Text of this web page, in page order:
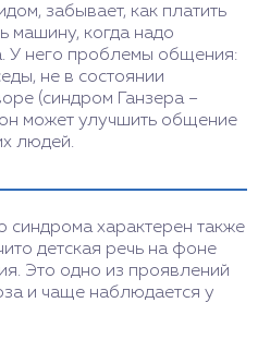
забывает, как платить
машину, когда надо
У него проблемы общения:
не в состоянии
(синдром Ганзера –
может улучшить общение
людей.
синдрома характерен также
детская речь на фоне
Это одно из проявлений
и чаще наблюдается у